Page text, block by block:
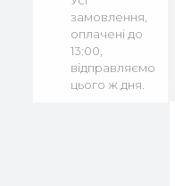
замовлення,
оплачені до
13:00,
відправляємо
цього ж дня.